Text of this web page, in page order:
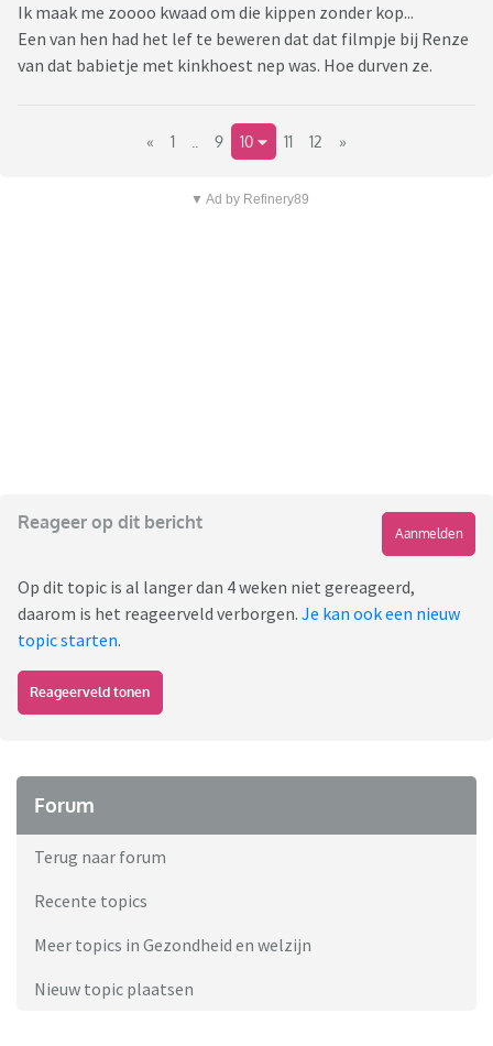
Ik maak me zoooo kwaad om die kippen zonder kop...
Een van hen had het lef te beweren dat dat filmpje bij Renze
van dat babietje met kinkhoest nep was. Hoe durven ze.
« 1 9 10 11 12 »
▼ Ad by Refinery89
Reageer op dit bericht
Aanmelden
Op dit topic is al langer dan 4 weken niet gereageerd,
daarom is het reageerveld verborgen. Je kan ook een nieuw
topic starten.
Reageerveld tonen
Forum
Terug naar forum
Recente topics
Meer topics in Gezondheid en welzijn
Nieuw topic plaatsen